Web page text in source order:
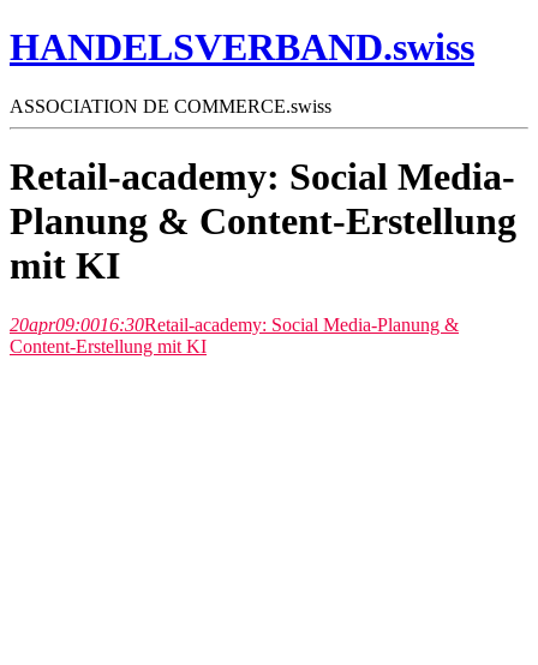
HANDELSVERBAND.swiss
ASSOCIATION DE COMMERCE.swiss
Retail-academy: Social Media-
Planung & Content-Erstellung
mit KI
20apr09:0016:30Retail-academy: Social Media-Planung &
Content-Erstellung mit KI